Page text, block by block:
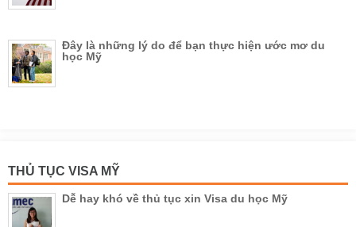
Đây là những lý do để bạn thực hiện ước mơ du
học Mỹ
THỦ TỤC VISA MỸ
Dễ hay khó về thủ tục xin Visa du học Mỹ